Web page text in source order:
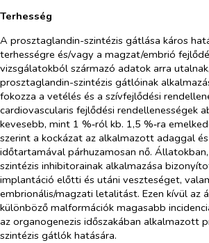
Terhesség
A prosztaglandin-szintézis gátlása káros
terhességre és/vagy a magzat/embrió
vizsgálatokból származó adatok arra
prosztaglandin-szintézis gátlóinak
fokozza a vetélés és a szívfejlődési
cardiovascularis fejlődési rendellenességek
kevesebb, mint 1 %‑ról kb. 1,5 %‑ra
szerint a kockázat az alkalmazott adaggal
időtartamával párhuzamosan nő.
szintézis inhibitorainak alkalmazása
implantáció előtti és utáni veszteséget,
embrionális/magzati letalitást. Ezen kívül az
különböző malformációk magasabb
az organogenezis időszakában alkalmazott
szintézis gátlók hatására.